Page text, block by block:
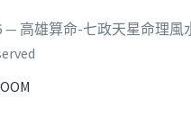
— 高雄算命-七政天星命理風